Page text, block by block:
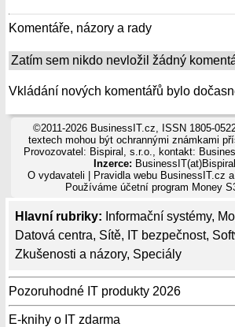
Hlavní rubriky: Informační systémy,
Datová centra, Sítě, IT bezpečnost,
Zkušenosti a názory, Speciály
Pozoruhodné IT produkty 2026
E-knihy o IT zdarma
Komentáře, názory a rady
Zatím sem nikdo nevložil žádný
Vkládání nových komentářů bylo
©2011-2026 BusinessIT.cz, ISSN 1805-
textech mohou být ochrannými známkami
Provozovatel: Bispiral, s.r.o., kontakt:
Inzerce:
O vydavateli
Pravidla webu BusinessIT.cz
Používámeúčetní program Money